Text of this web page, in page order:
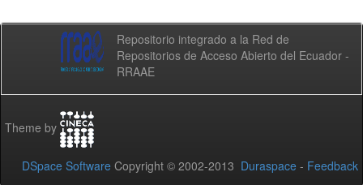
Repositorio integrado a la Red de
Repositorios de Acceso Abierto del Ecuador -
RRAAE
Theme by
DSpace Software Copyright © 2002-2013 Duraspace - Feedback